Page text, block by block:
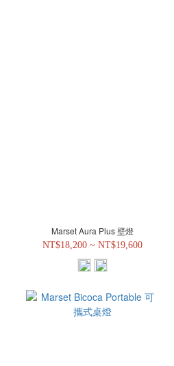
Marset Aura Plus 壁燈
NT$18,200 ~ NT$19,600